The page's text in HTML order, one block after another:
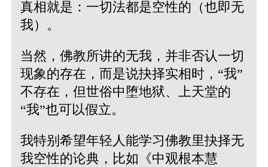
真相就是：一切法都是空性的（也即无
我）。
当然，佛教所讲的无我，并非否认一切
现象的存在，而是说抉择实相时，“我”
不存在，但世俗中堕地狱、上天堂的
“我”也可以假立。
我特别希望年轻人能学习佛教里抉择无
我空性的论典，比如《中观根本慧